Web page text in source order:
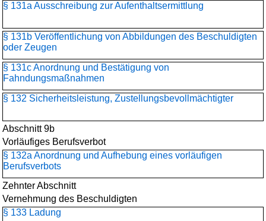
§ 131a Ausschreibung zur Aufenthaltsermittlung
§ 131b Veröffentlichung von Abbildungen des Beschuldigten
oder Zeugen
§ 131c Anordnung und Bestätigung von
Fahndungsmaßnahmen
§ 132 Sicherheitsleistung, Zustellungsbevollmächtigter
Abschnitt 9b
Vorläufiges Berufsverbot
§ 132a Anordnung und Aufhebung eines vorläufigen
Berufsverbots
Zehnter Abschnitt
Vernehmung des Beschuldigten
§ 133 Ladung